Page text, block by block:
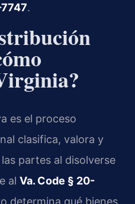
.
es el proceso
clasifica, valora y
partes al disolverse
al Va. Code § 20-
determina qué bienes